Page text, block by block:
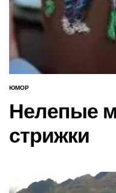
ОПУБЛИКОВАНО
ЮМОР
Нелепые
стрижки